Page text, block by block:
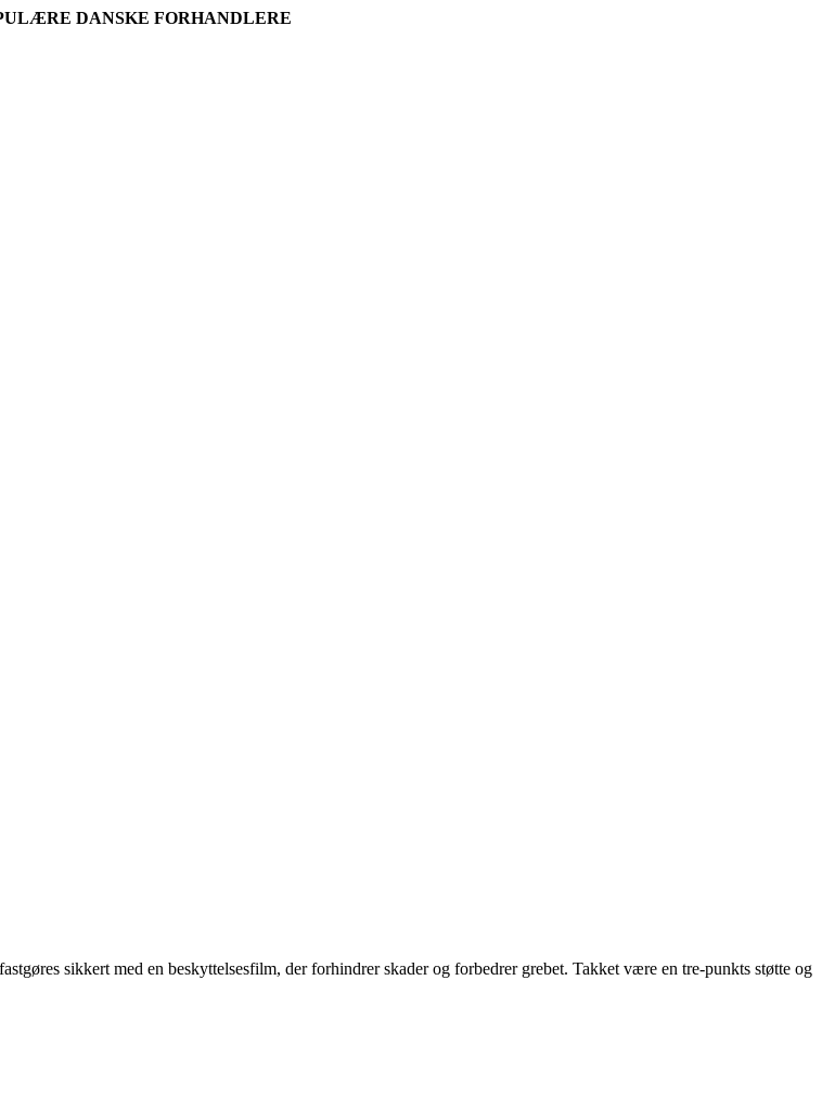
DANSKE FORHANDLERE
sikkert med en beskyttelsesfilm, der forhindrer skader og forbedrer grebet. Takket være en tre-punkts støtte og